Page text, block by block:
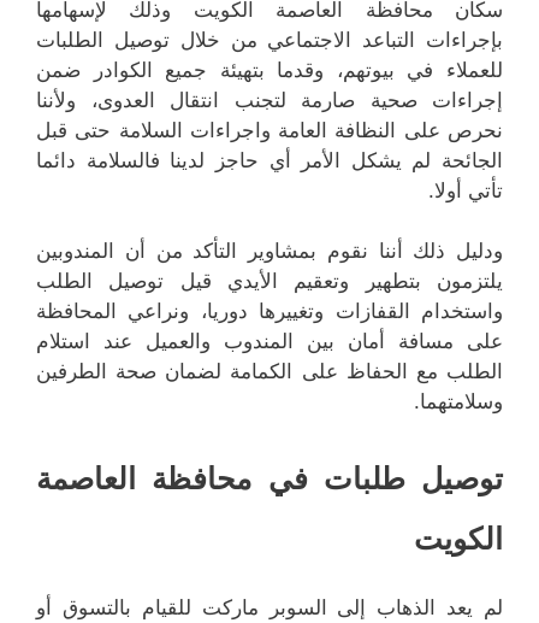
سكان محافظة العاصمة الكويت وذلك لإسهامها
بإجراءات التباعد الاجتماعي من خلال توصيل الطلبات
للعملاء في بيوتهم، وقدما بتهيئة جميع الكوادر ضمن
إجراءات صحية صارمة لتجنب انتقال العدوى، ولأننا
نحرص على النظافة العامة واجراءات السلامة حتى قبل
الجائحة لم يشكل الأمر أي حاجز لدينا فالسلامة دائما
تأتي أولا.
ودليل ذلك أننا نقوم بمشاوير التأكد من أن المندوبين
يلتزمون بتطهير وتعقيم الأيدي قيل توصيل الطلب
واستخدام القفازات وتغييرها دوريا، ونراعي المحافظة
على مسافة أمان بين المندوب والعميل عند استلام
الطلب مع الحفاظ على الكمامة لضمان صحة الطرفين
وسلامتهما.
توصيل طلبات في محافظة العاصمة
الكويت
لم يعد الذهاب إلى السوبر ماركت للقيام بالتسوق أو